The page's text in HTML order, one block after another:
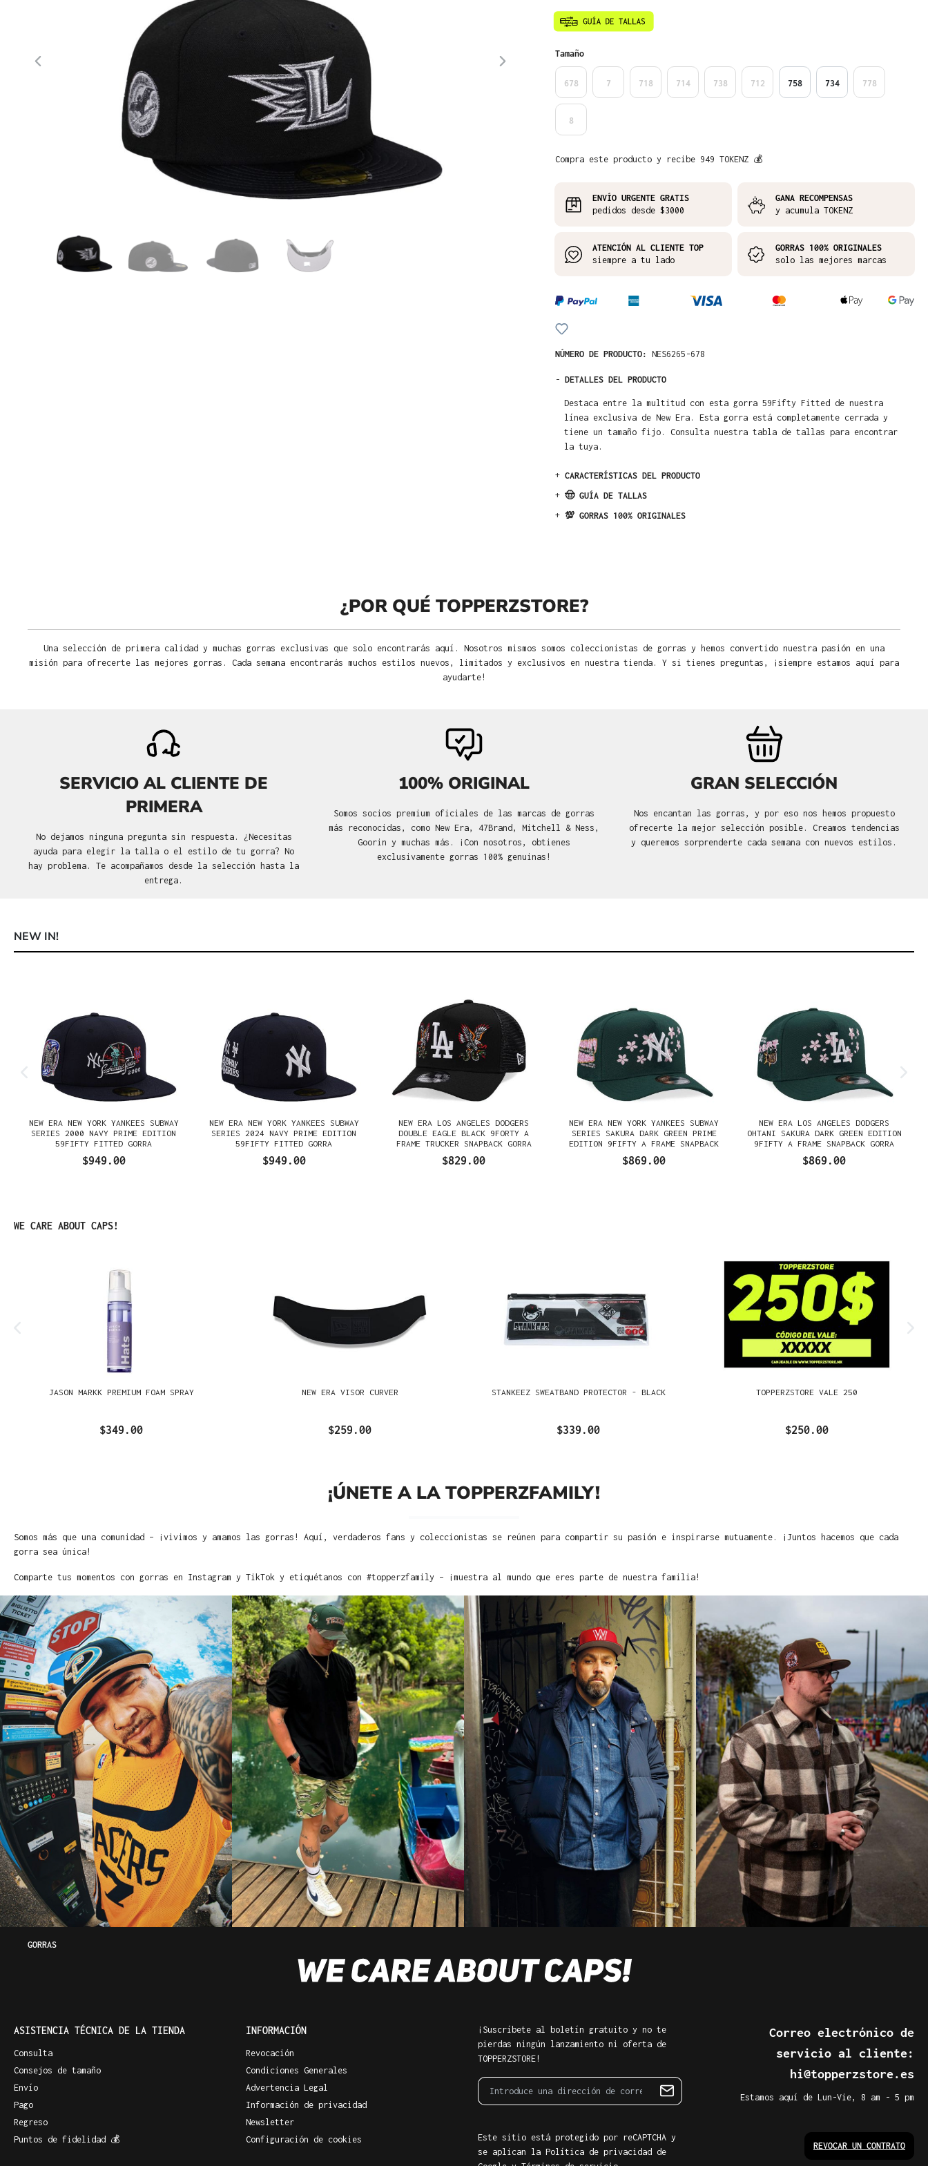
Seleccione
Tamaño
678 7 718 714 738 712 758 734 778
8
Compra este producto y recibe 949 TOKENZ 💰
ENVÍO URGENTE GRATIS
pedidos desde $3000
GANA RECOMPENSAS
y acumula TOKENZ
ATENCIÓN AL CLIENTE TOP
siempre a tu lado
GORRAS 100% ORIGINALES
solo las mejores marcas
NÚMERO DE PRODUCTO: NES6265-678
- DETALLES DEL PRODUCTO
Destaca entre la multitud con esta gorra 59Fifty Fitted de nuestra
línea exclusiva de New Era. Esta gorra está completamente cerrada y
tiene un tamaño fijo. Consulta nuestra tabla de tallas para encontrar
la tuya.
+ CARACTERÍSTICAS DEL PRODUCTO
+ 🤠 GUÍA DE TALLAS
+ 💯 GORRAS 100% ORIGINALES
¿POR QUÉ TOPPERZSTORE?
Una selección de primera calidad y muchas gorras exclusivas que solo encontrarás aquí. Nosotros mismos somos coleccionistas de gorras y hemos convertido nuestra pasión en una
misión para ofrecerte las mejores gorras. Cada semana encontrarás muchos estilos nuevos, limitados y exclusivos en nuestra tienda. Y si tienes preguntas, ¡siempre estamos aquí para
ayudarte!
SERVICIO AL CLIENTE DE
PRIMERA
No dejamos ninguna pregunta sin respuesta. ¿Necesitas
ayuda para elegir la talla o el estilo de tu gorra? No
hay problema. Te acompañamos desde la selección hasta la
entrega.
100% ORIGINAL
Somos socios premium oficiales de las marcas de gorras
más reconocidas, como New Era, 47Brand, Mitchell & Ness,
Goorin y muchas más. ¡Con nosotros, obtienes
exclusivamente gorras 100% genuinas!
GRAN SELECCIÓN
Nos encantan las gorras, y por eso nos hemos propuesto
ofrecerte la mejor selección posible. Creamos tendencias
y queremos sorprenderte cada semana con nuevos estilos.
NEW IN!
NEW ERA NEW YORK YANKEES SUBWAY
SERIES 2000 NAVY PRIME EDITION
59FIFTY FITTED GORRA
$949.00
NEW ERA NEW YORK YANKEES SUBWAY
SERIES 2024 NAVY PRIME EDITION
59FIFTY FITTED GORRA
$949.00
NEW ERA LOS ANGELES DODGERS
DOUBLE EAGLE BLACK 9FORTY A
FRAME TRUCKER SNAPBACK GORRA
$829.00
NEW ERA NEW YORK YANKEES SUBWAY
SERIES SAKURA DARK GREEN PRIME
EDITION 9FIFTY A FRAME SNAPBACK
$869.00
NEW ERA LOS ANGELES DODGERS
OHTANI SAKURA DARK GREEN EDITION
9FIFTY A FRAME SNAPBACK GORRA
$869.00
Omitir la galería de productos
WE CARE ABOUT CAPS!
JASON MARKK PREMIUM FOAM SPRAY
$349.00
NEW ERA VISOR CURVER
$259.00
STANKEEZ SWEATBAND PROTECTOR - BLACK
$339.00
TOPPERZSTORE VALE 250
$250.00
¡ÚNETE A LA TOPPERZFAMILY!
Somos más que una comunidad – ¡vivimos y amamos las gorras! Aquí, verdaderos fans y coleccionistas se reúnen para compartir su pasión e inspirarse mutuamente. ¡Juntos hacemos que cada
gorra sea única!
Comparte tus momentos con gorras en Instagram y TikTok y etiquétanos con #topperzfamily – ¡muestra al mundo que eres parte de nuestra familia!
GORRAS
ASISTENCIA TÉCNICA DE LA TIENDA
Consulta
Consejos de tamaño
Envío
Pago
Regreso
Puntos de fidelidad 💰
INFORMACIÓN
Revocación
Condiciones Generales
Advertencia Legal
Información de privacidad
Newsletter
Configuración de cookies
¡Suscríbete al boletín gratuito y no te
pierdas ningún lanzamiento ni oferta de
TOPPERZSTORE!
Este sitio está protegido por reCAPTCHA y
se aplican la Política de privacidad de
Correo electrónico de
servicio al cliente:
hi@topperzstore.es
Estamos aquí de Lun-Vie, 8 am - 5 pm
REVOCAR UN CONTRATO